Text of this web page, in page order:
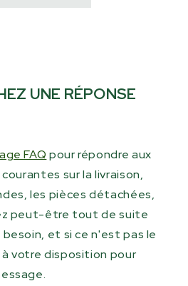
UNE RÉPONSE
FAQ pour répondre aux
sur la livraison,
les pièces détachées,
peut-être tout de suite
et si ce n'est pas le
à votre disposition pour